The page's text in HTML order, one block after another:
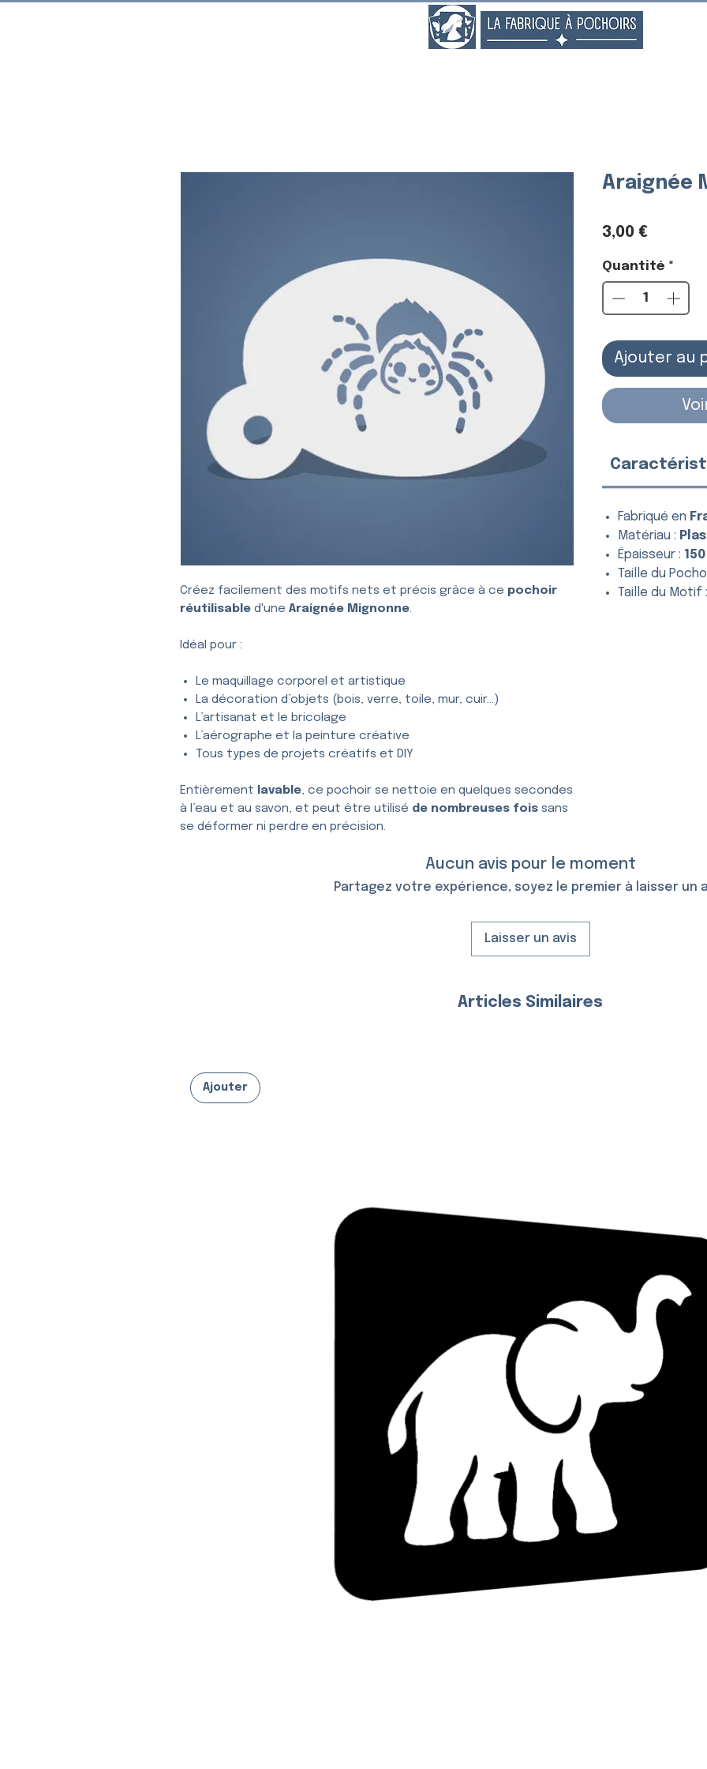
Créez facilement des motifs nets et précis grâce à ce pochoir
réutilisable d'une Araignée Mignonne.
Idéal pour :
Le maquillage corporel et artistique
La décoration d’objets (bois, verre, toile, mur, cuir…)
L’artisanat et le bricolage
L’aérographe et la peinture créative
Tous types de projets créatifs et DIY
Entièrement lavable, ce pochoir se nettoie en quelques secondes
à l’eau et au savon, et peut être utilisé de nombreuses foissans
se déformer ni perdre en précision.
Araignée
3,00 €Prix
Quantité *
Ajouter au
Fabriqué en
Matériau :
Épaisseur :
Taille du
Taille du Motif
Aucun avis pour le moment
Partagez votre expérience, soyez le premier à laisser un
Laisser un avis
Articles Similaires
Ajouter